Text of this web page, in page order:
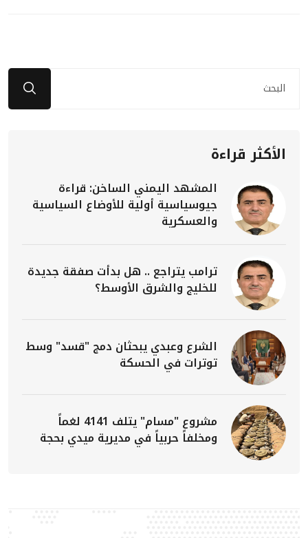
الأكثر قراءة
المشهد اليمني الساخن: قراءة
جيوسياسية أولية للأوضاع السياسية
والعسكرية
ترامب يتراجع .. هل بدأت صفقة جديدة
للخليج والشرق الأوسط؟
الشرع وعبدي يبحثان دمج "قسد" وسط
توترات في الحسكة
مشروع "مسام" يتلف 4141 لغماً
ومخلفاً حربياً في مديرية ميدي بحجة